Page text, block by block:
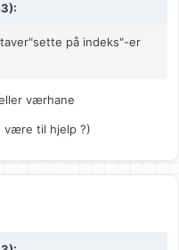
på indeks"-er
værhane
være til hjelp ?)